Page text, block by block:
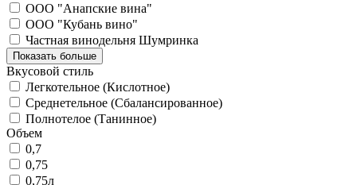
ООО "Анапские вина"
ООО "Кубань вино"
Частная винодельня Шумринка
Показать больше
Вкусовой стиль
Легкотельное (Кислотное)
Среднетельное (Сбалансированное)
Полнотелое (Танинное)
Объем
0,7
0,75
0,75л